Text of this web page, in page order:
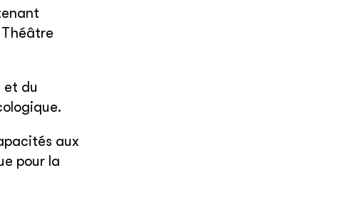
et du
aux
pour la